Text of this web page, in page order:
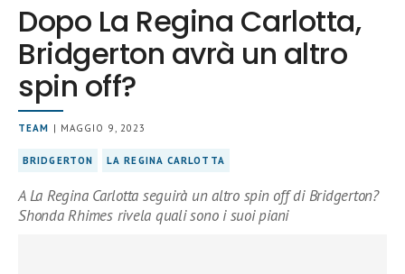
Dopo La Regina Carlotta,
Bridgerton avrà un altro
spin off?
TEAM | MAGGIO 9, 2023
BRIDGERTON LA REGINA CARLOTTA
A La Regina Carlotta seguirà un altro spin off di Bridgerton?
Shonda Rhimes rivela quali sono i suoi piani